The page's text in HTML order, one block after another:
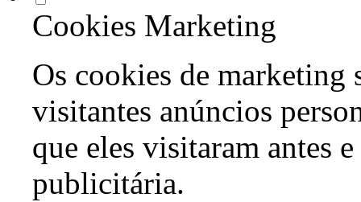
Cookies Marketing
Os cookies de marketing
visitantes anúncios
que eles visitaram antes
publicitária.